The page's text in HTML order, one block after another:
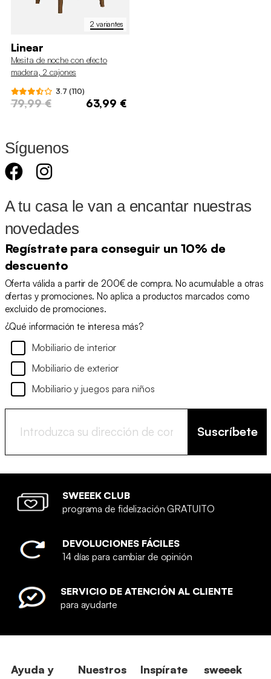
2 variantes
Linear
Mesita de noche con efecto
madera, 2 cajones
3.7 (110)
79,99 € 63,99 €
Síguenos
A tu casa le van a encantar nuestras
novedades
Regístrate para conseguir un 10% de
descuento
Oferta válida a partir de 200€ de compra. No acumulable a otras
ofertas y promociones. No aplica a productos marcados como
excluido de promociones.
¿Qué información te interesa más?
Mobiliario de interior
Mobiliario de exterior
Mobiliario y juegos para niños
Suscríbete
SWEEEK CLUB
programa de fidelización GRATUITO
DEVOLUCIONES FÁCILES
14 días para cambiar de opinión
SERVICIO DE ATENCIÓN AL CLIENTE
para ayudarte
Ayuda y
Nuestros
Inspírate sweeek